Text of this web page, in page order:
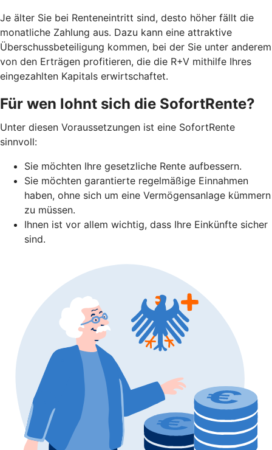
Je älter Sie bei Renteneintritt sind, desto höher fällt die
monatliche Zahlung aus. Dazu kann eine attraktive
Überschussbeteiligung kommen, bei der Sie unter anderem
von den Erträgen profitieren, die die R+V mithilfe Ihres
eingezahlten Kapitals erwirtschaftet.
Für wen lohnt sich die SofortRente?
Unter diesen Voraussetzungen ist eine SofortRente
sinnvoll:
Sie möchten Ihre gesetzliche Rente aufbessern.
Sie möchten garantierte regelmäßige Einnahmen
haben, ohne sich um eine Vermögensanlage kümmern
zu müssen.
Ihnen ist vor allem wichtig, dass Ihre Einkünfte sicher
sind.